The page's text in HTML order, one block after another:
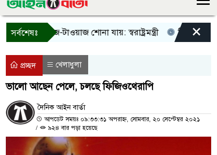
সর্বশেষঃ
শুধু আওয়াজ-টাওয়াজ শোনা যায়: স্বরাষ্ট্রমন্ত্রী তিন দিনের
×
প্রচ্ছদ খেলাধুলা
ভালো আছেন পেলে, চলছে ফিজিওথেরাপি
দৈনিক আইন বার্তা
আপডেট সময়ঃ ০৯:৩৩:৩১ অপরাহ্ন, সোমবার, ২০ সেপ্টেম্বর ২০২১
/
৯২৪ বার পড়া হয়েছে